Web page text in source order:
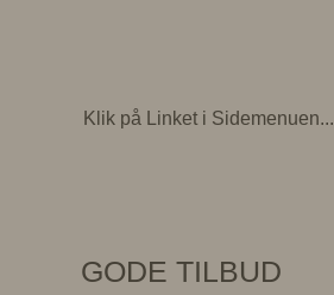
Klik på Linket i Sidemenuen...
GODE TILBUD